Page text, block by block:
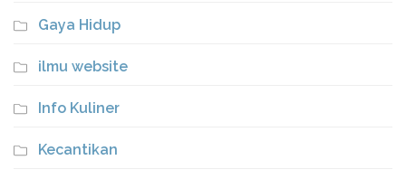
Gaya Hidup
ilmu website
Info Kuliner
Kecantikan